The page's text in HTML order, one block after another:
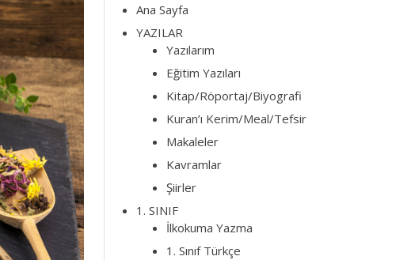
Ana Sayfa
YAZILAR
Yazılarım
Eğitim Yazıları
Kitap/Röportaj/Biyografi
Kuran’ı Kerim/Meal/Tefsir
Makaleler
Kavramlar
Şiirler
1. SINIF
İlkokuma Yazma
1. Sınıf Türkçe